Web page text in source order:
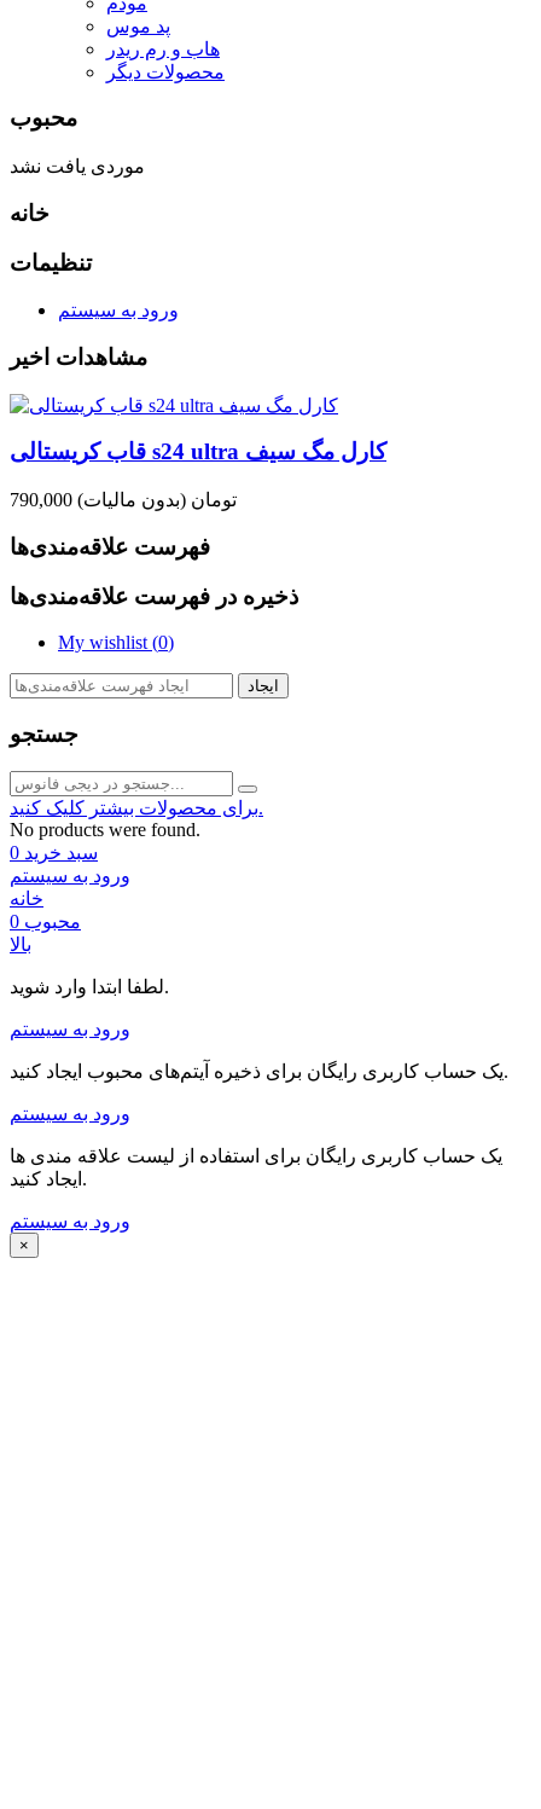
پد موس
هاب و رم ریدر
محصولات دیگر
محبوب
موردی یافت نشد
خانه
تنظیمات
ورود به سیستم
مشاهدات اخیر
قاب کریستالی s24 ultra کارل مگ سیف
790,000 تومان (بدون مالیات)
فهرست علاقه‌مندی‌ها
ذخیره در فهرست علاقه‌مندی‌ها
My wishlist (0)
ایجاد
جستجو
برای محصولات بیشتر کلیک کنید.
No products were found.
سبد خرید 0
ورود به سیستم
خانه
محبوب 0
بالا
لطفا ابتدا وارد شوید.
ورود به سیستم
یک حساب کاربری رایگان برای ذخیره آیتم‌های محبوب ایجاد کنید.
ورود به سیستم
یک حساب کاربری رایگان برای استفاده از لیست علاقه مندی ها
ایجاد کنید.
ورود به سیستم
×